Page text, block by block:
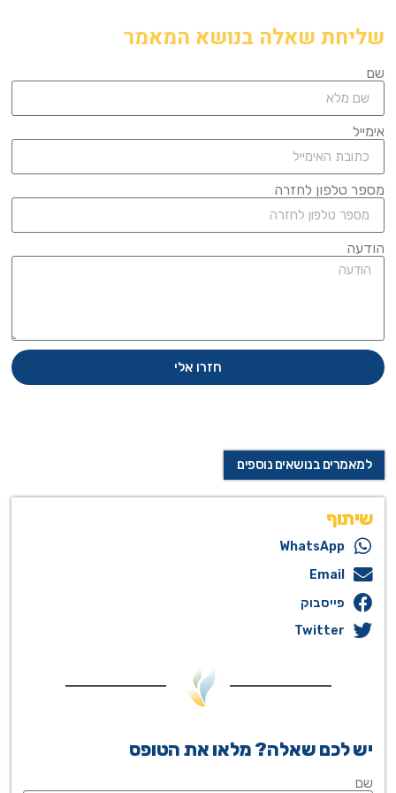
שליחת שאלה בנושא המאמר
שם
אימייל
מספר טלפון לחזרה
הודעה
חזרו אלי
למאמרים בנושאים נוספים
שיתוף
WhatsApp
Email
פייסבוק
Twitter
יש לכם שאלה? מלאו את הטופס
שם